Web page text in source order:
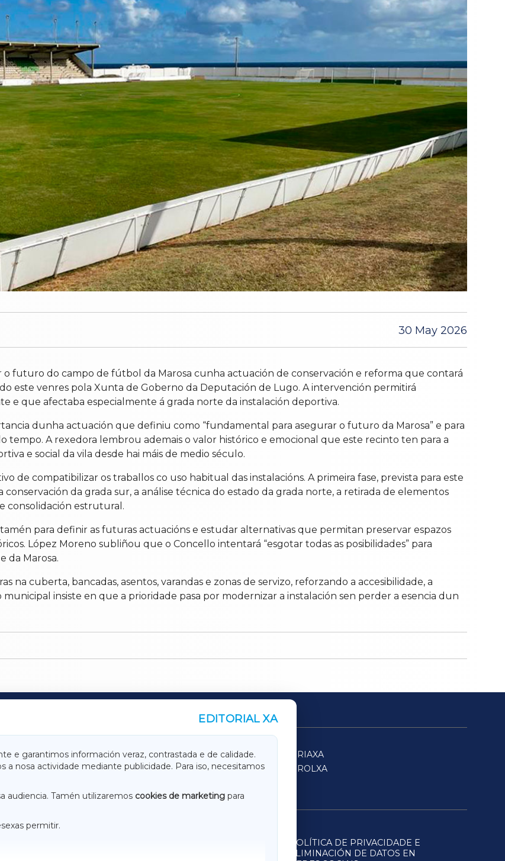
30 May 2026
futuro do campo de fútbol da Marosa cunha actuación de conservación e reforma que contará
este venres pola Xunta de Goberno da Deputación de Lugo. A intervención permitirá
e que afectaba especialmente á grada norte da instalación deportiva.
dunha actuación que definiu como “fundamental para asegurar o futuro da Marosa” e para
tempo. A rexedora lembrou ademais o valor histórico e emocional que este recinto ten para a
e social da vila desde hai máis de medio século.
de compatibilizar os traballos co uso habitual das instalacións. A primeira fase, prevista para este
conservación da grada sur, a análise técnica do estado da grada norte, a retirada de elementos
consolidación estrutural.
para definir as futuras actuacións e estudar alternativas que permitan preservar espazos
López Moreno subliñou que o Concello intentará “esgotar todas as posibilidades” para
da Marosa.
na cuberta, bancadas, asentos, varandas e zonas de servizo, reforzando a accesibilidade, a
insiste en que a prioridade pasa por modernizar a instalación sen perder a esencia dun
EDITORIAL XA
e garantimos información veraz, contrastada e de calidade.
a nosa actividade mediante publicidade. Para iso, necesitamos
audiencia. Tamén utilizaremos cookies de marketing para
permitir.
TERRACHAXA
SARRIAXA
ACORUÑAXA
FERROLXA
POLÍTICA DE PRIVACIDADE E
ELIMINACIÓN DE DATOS EN